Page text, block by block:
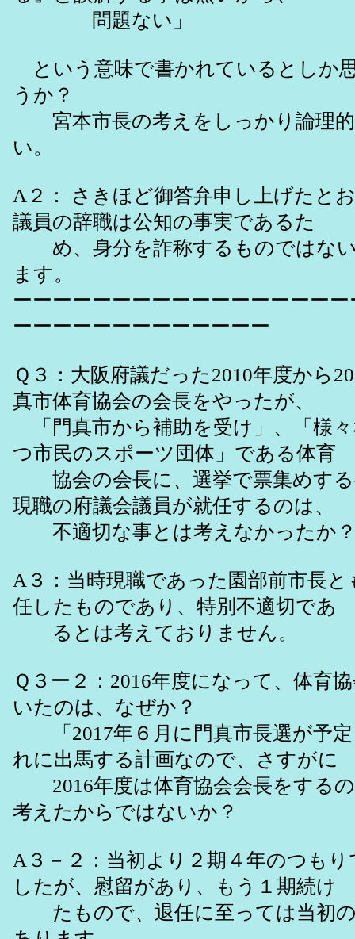
問題ない」
という意味で書かれているとしか
うか？
宮本市長の考えをしっかり論理的
い。
A２： さきほど御答弁申し上げたと
議員の辞職は公知の事実であるた
め、身分を詐称するものではな
ます。
ーーーーーーーーーーーーーーーー
ーーーーーーーーーーーーー
Ｑ３：大阪府議だった2010年度から
真市体育協会の会長をやったが、
「門真市から補助を受け」、「様
つ市民のスポーツ団体」である体育
協会の会長に、選挙で票集めする
現職の府議会議員が就任するのは、
不適切な事とは考えなかったか
A３：当時現職であった園部前市長
任したものであり、特別不適切であ
るとは考えておりません。
Ｑ３ー２：2016年度になって、体育
いたのは、なぜか？
「2017年６月に門真市長選が予定
れに出馬する計画なので、さすがに
2016年度は体育協会会長をする
考えたからではないか？
A３－２：当初より２期４年のつも
したが、慰留があり、もう１期続け
たもので、退任に至っては当初